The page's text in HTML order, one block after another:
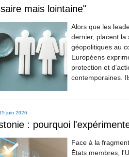
mais lointaine"
Alors que les
dernier, placent la
géopolitiques au
Européens
protection et
contemporaines.
15 juin 2026
: pourquoi
Face à la
États membres,